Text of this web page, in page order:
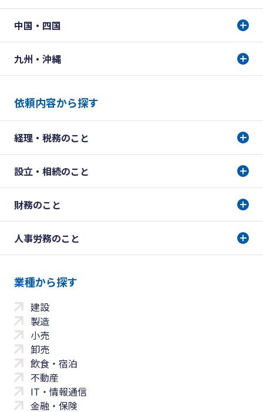
中国・四国
九州・沖縄
依頼内容から探す
経理・税務のこと
設立・相続のこと
財務のこと
人事労務のこと
業種から探す
建設
製造
小売
卸売
飲食・宿泊
不動産
IT・情報通信
金融・保険